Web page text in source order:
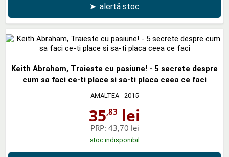
➤ alertă stoc
Keith Abraham, Traieste cu pasiune! - 5 secrete despre
cum sa faci ce-ti place si sa-ti placa ceea ce faci
AMALTEA - 2015
35,83 lei
PRP: 43,70 lei
stoc indisponibil